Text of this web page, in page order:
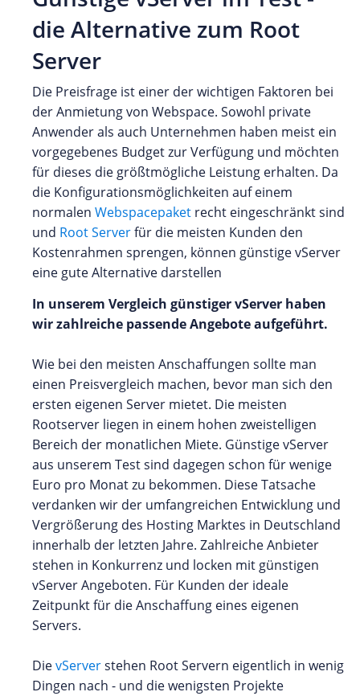
die Alternative zum Root
Server
Die Preisfrage ist einer der wichtigen Faktoren bei
der Anmietung von Webspace. Sowohl private
Anwender als auch Unternehmen haben meist ein
vorgegebenes Budget zur Verfügung und möchten
für dieses die größtmögliche Leistung erhalten. Da
die Konfigurationsmöglichkeiten auf einem
normalen Webspacepaket recht eingeschränkt sind
und Root Serverfür die meisten Kunden den
Kostenrahmen sprengen, können günstige vServer
eine gute Alternative darstellen
In unserem Vergleich günstiger vServer haben
wir zahlreiche passende Angebote aufgeführt.
Wie bei den meisten Anschaffungen sollte man
einen Preisvergleich machen, bevor man sich den
ersten eigenen Server mietet. Die meisten
Rootserver liegen in einem hohen zweistelligen
Bereich der monatlichen Miete. Günstige vServer
aus unserem Test sind dagegen schon für wenige
Euro pro Monat zu bekommen. Diese Tatsache
verdanken wir der umfangreichen Entwicklung und
Vergrößerung des Hosting Marktes in Deutschland
innerhalb der letzten Jahre. Zahlreiche Anbieter
stehen in Konkurrenz und locken mit günstigen
vServer Angeboten. Für Kunden der ideale
Zeitpunkt für die Anschaffung eines eigenen
Servers.
DievServerstehen Root Servern eigentlich in wenig
Dingen nach - und die wenigsten Projekte